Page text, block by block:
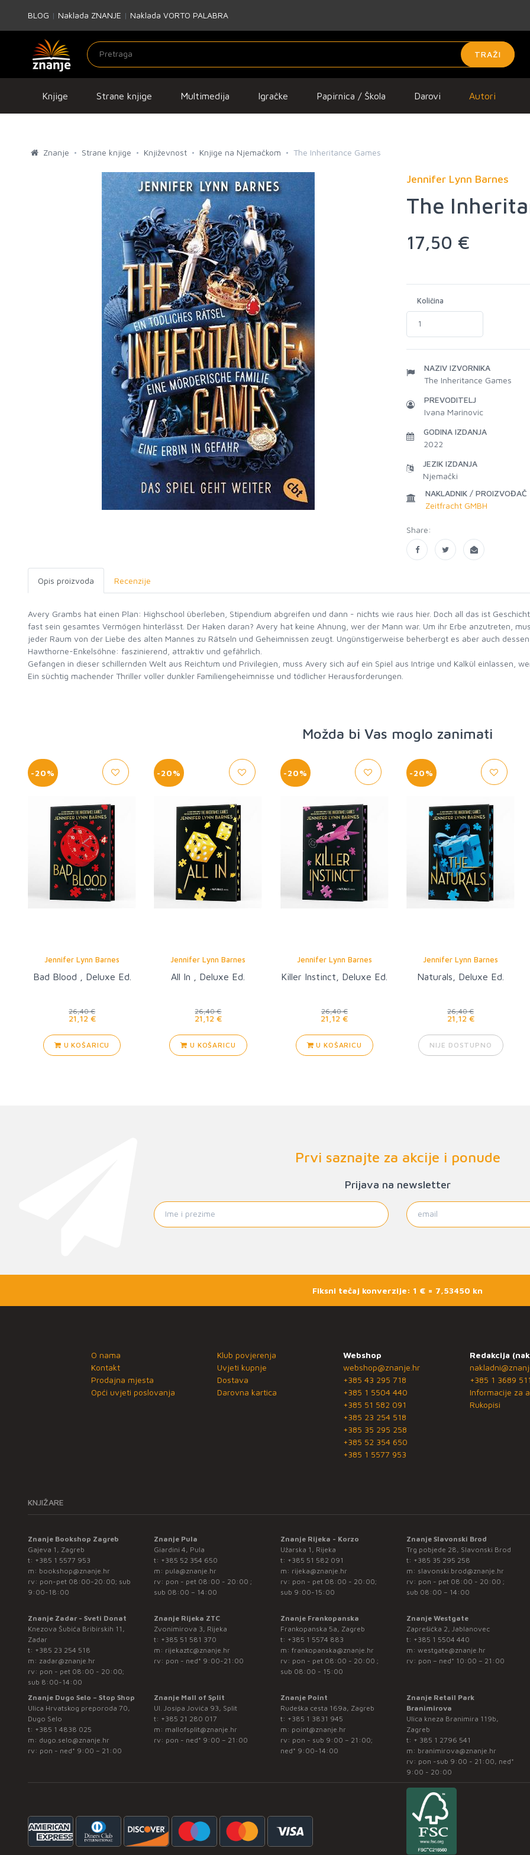
BLOG | Naklada ZNANJE | Naklada VORTO PALABRA
TRAŽI
Knjige Strane knjige Multimedija Igračke Papirnica / Škola Darovi Autori
Znanje Strane knjige Književnost Knjige na Njemačkom The Inheritance Games
Jennifer Lynn Barnes
The
17,50 €
Količina
NAZIV IZVORNIKA
The Inheritance Games
PREVODITELJ
Ivana Marinovic
GODINA IZDANJA
2022
JEZIK IZDANJA
Njemački
NAKLADNIK / PROIZVOĐAČ
Zeitfracht GMBH
Share:
Opis proizvoda Recenzije
Avery Grambs hat einen Plan: Highschool überleben, Stipendium abgreifen und dann - nichts wie raus hier. Doch all das ist
fast sein gesamtes Vermögen hinterlässt. Der Haken daran? Avery hat keine Ahnung, wer der Mann war. Um ihr Erbe anzutreten,
jeder Raum von der Liebe des alten Mannes zu Rätseln und Geheimnissen zeugt. Ungünstigerweise beherbergt es aber auch
Hawthorne-Enkelsöhne: faszinierend, attraktiv und gefährlich.
Gefangen in dieser schillernden Welt aus Reichtum und Privilegien, muss Avery sich auf ein Spiel aus Intrige und Kalkül einlassen,
Možda bi Vas moglo zanimati
-20%
Jennifer Lynn Barnes
Bad Blood , Deluxe Ed.
26,40 €
21,12 €
U KOŠARICU
-20%
Jennifer Lynn Barnes
All In , Deluxe Ed.
26,40 €
21,12 €
U KOŠARICU
-20%
Jennifer Lynn Barnes
Killer Instinct, Deluxe Ed.
26,40 €
21,12 €
U KOŠARICU
-20%
Jennifer Lynn Barnes
Naturals, Deluxe Ed.
26,40 €
21,12 €
NIJE DOSTUPNO
Prvi saznajte za akcije i ponude
Prijava na newsletter
Fiksni tečaj konverzije: 1 € = 7,53450 kn
O nama
Kontakt
Prodajna mjesta
Opći uvjeti poslovanja
Klub povjerenja
Uvjeti kupnje
Dostava
Darovna kartica
Webshop
webshop@znanje.hr
+385 43 295 718
+385 1 5504 440
+385 51 582 091
+385 23 254 518
+385 35 295 258
+385 52 354 650
+385 1 5577 953
Redakcija
+385 1 3689 511
Informacije za
Rukopisi
KNJIŽARE
Znanje Bookshop Zagreb
Gajeva 1, Zagreb
t: +385 1 5577 953
m: bookshop@znanje.hr
rv: pon-pet 08:00-20:00; sub
9:00-18:00
Znanje Pula
Giardini 4, Pula
t: +385 52 354 650
m: pula@znanje.hr
rv: pon - pet 08:00 - 20:00 ;
sub 08:00 – 14:00
Znanje Rijeka - Korzo
Užarska 1, Rijeka
t: +385 51 582 091
m: rijeka@znanje.hr
rv: pon - pet 08:00 - 20:00;
sub 9:00-15:00
Znanje Slavonski Brod
Trg pobjede 28, Slavonski Brod
t: +385 35 295 258
m: slavonski.brod@znanje.hr
rv: pon - pet 08:00 - 20:00 ;
sub 08:00 – 14:00
Znanje Zadar - Sveti Donat
Knezova Šubića Bribirskih 11,
Zadar
t: +385 23 254 518
m: zadar@znanje.hr
rv: pon - pet 08:00 - 20:00;
sub 8:00-14:00
Znanje Rijeka ZTC
Zvonimirova 3, Rijeka
t: +385 51 581 370
m: rijekaztc@znanje.hr
rv: pon - ned* 9:00-21:00
Znanje Frankopanska
Frankopanska 5a, Zagreb
t: +385 1 5574 883
m: frankopanska@znanje.hr
rv: pon - pet 08:00 - 20:00 ;
sub 08:00 - 15:00
Znanje Westgate
Zaprešićka 2, Jablanovec
t: +385 1 5504 440
m: westgate@znanje.hr
rv: pon – ned* 10:00 – 21:00
Znanje Dugo Selo – Stop Shop
Ulica Hrvatskog preporoda 70,
Dugo Selo
t: +385 1 4838 025
m: dugo.selo@znanje.hr
rv: pon - ned* 9:00 – 21:00
Znanje Mall of Split
Ul. Josipa Jovića 93, Split
t: +385 21 280 017
m: mallofsplit@znanje.hr
rv: pon - ned* 9:00 – 21:00
Znanje Point
Rudeška cesta 169a, Zagreb
t: +385 1 3831 945
m: point@znanje.hr
rv: pon - sub 9:00 – 21:00;
ned* 9:00-14:00
Znanje Retail Park
Branimirova
Ulica kneza Branimira 119b,
Zagreb
t: + 385 1 2796 541
m: branimirova@znanje.hr
rv: pon -sub 9:00 - 21:00, ned*
9:00 - 20:00